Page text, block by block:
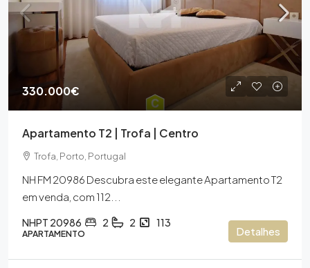
330.000€
Apartamento T2 | Trofa | Centro
Trofa, Porto, Portugal
NH FM 20986 Descubra este elegante Apartamento T2
em venda, com 112...
NHPT 20986 2 2 113
APARTAMENTO Detalhes